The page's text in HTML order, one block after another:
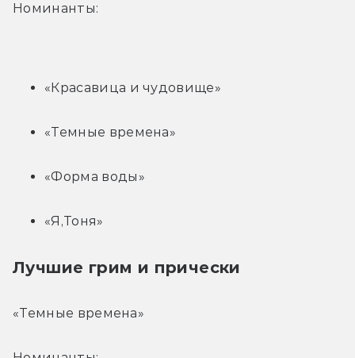
Номинанты:
«Красавица и чудовище»
«Темные времена»
«Форма воды»
«Я,Тоня»
Лучшие грим и прически
«Темные времена»